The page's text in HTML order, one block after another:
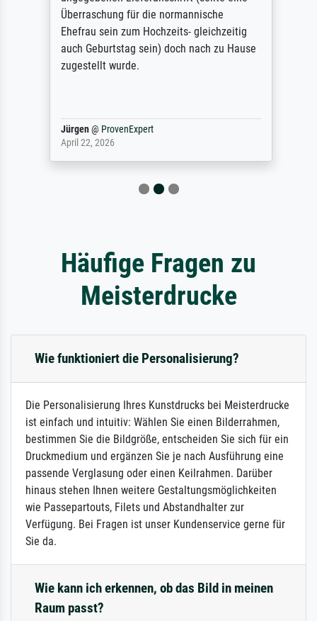
Überraschung für die normannische
Ehefrau sein zum Hochzeits- gleichzeitig
auch Geburtstag sein) doch nach zu Hause
zugestellt wurde.
Jürgen@ ProvenExpert
April 22, 2026
Häufige Fragen zu
Meisterdrucke
Wie funktioniert die Personalisierung?
Die Personalisierung Ihres Kunstdrucks bei Meisterdrucke
ist einfach und intuitiv: Wählen Sie einen Bilderrahmen,
bestimmen Sie die Bildgröße, entscheiden Sie sich für ein
Druckmedium und ergänzen Sie je nach Ausführung eine
passende Verglasung oder einen Keilrahmen. Darüber
hinaus stehen Ihnen weitere Gestaltungsmöglichkeiten
wie Passepartouts, Filets und Abstandhalter zur
Verfügung. Bei Fragen ist unser Kundenservice gerne für
Sie da.
Wie kann ich erkennen, ob das Bild in meinen
Raum passt?